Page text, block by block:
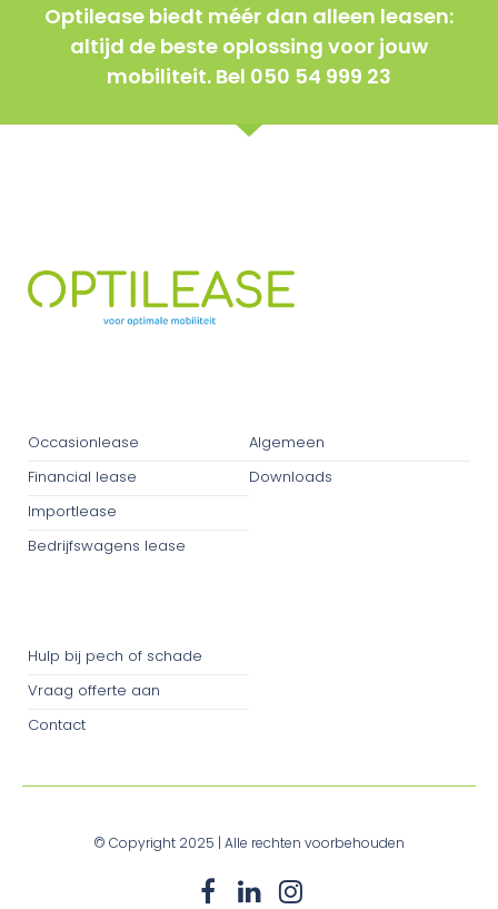
Optilease biedt méér dan alleen leasen:
altijd de beste oplossing voor jouw
mobiliteit. Bel 050 54 999 23
Occasionlease
Financial lease
Importlease
Bedrijfswagens lease
Algemeen
Downloads
Hulp bij pech of schade
Vraag offerte aan
Contact
© Copyright 2025 | Alle rechten voorbehouden